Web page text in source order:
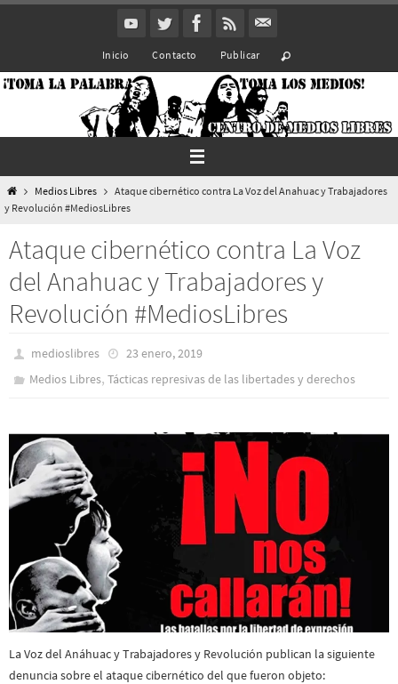
Inicio Contacto Publicar
InicioMedios Libres
Ataque cibernético contra La Voz del Anahuac y Trabajadores
y Revolución #MediosLibres
Ataque cibernético contra La Voz
del Anahuac y Trabajadores y
Revolución #MediosLibres
medioslibres
23 enero, 2019
Medios Libres,Tácticas represivas de las libertades y derechos
La Voz del Anáhuac y Trabajadores y Revolución publican la siguiente
denuncia sobre el ataque cibernético del que fueron objeto: